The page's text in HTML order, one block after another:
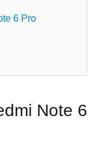
6 Pro
Note 6